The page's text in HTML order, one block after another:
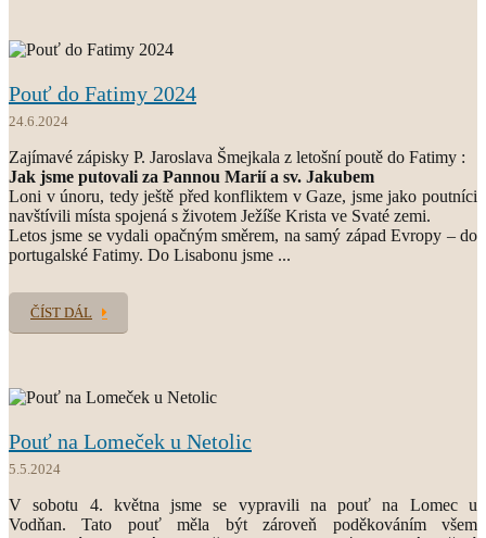
Pouť do Fatimy 2024
24.6.2024
Zajímavé zápisky P. Jaroslava Šmejkala z letošní poutě do Fatimy :
Jak jsme putovali za Pannou Marií a sv. Jakubem
Loni v únoru, tedy ještě před konfliktem v Gaze, jsme jako poutníci
navštívili místa spojená s životem Ježíše Krista ve Svaté zemi.
Letos jsme se vydali opačným směrem, na samý západ Evropy – do
portugalské Fatimy. Do Lisabonu jsme ...
ČÍST DÁL
Pouť na Lomeček u Netolic
5.5.2024
V sobotu 4. května jsme se vypravili na pouť na Lomec u
Vodňan. Tato pouť měla být zároveň poděkováním všem